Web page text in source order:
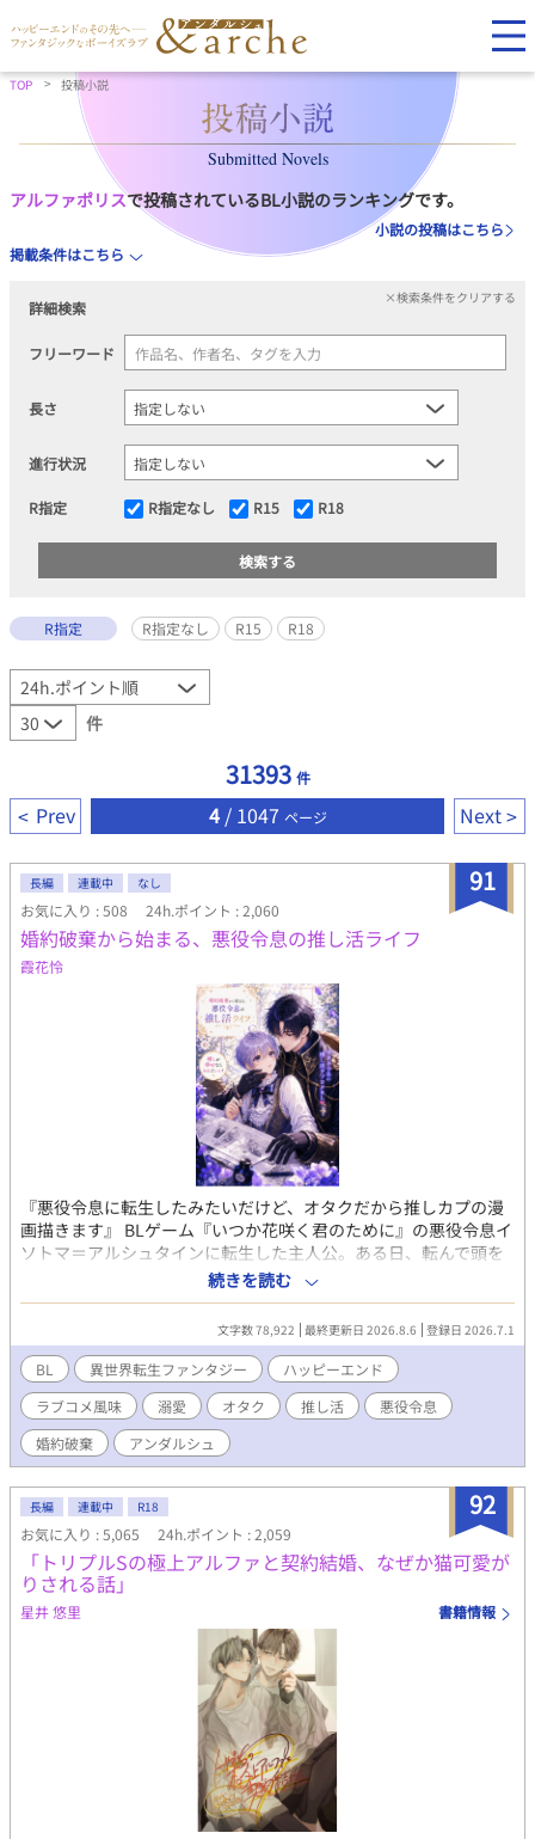
TOP 投稿小説
Submitted Novels
アルファポリスで投稿されているBL小説のランキングです。
小説の投稿はこちら
掲載条件はこちら
詳細検索
×検索条件をクリアする
フリーワード
長さ
進行状況
R指定 R指定なし R15 R18
R指定 R指定なし R15 R18
件
31393 件
Prev 4/ 1047 ページ Next
91
長編 連載中 なし
お気に入り : 508 24h.ポイント : 2,060
婚約破棄から始まる、悪役令息の推し活ライフ
霞花怜
『悪役令息に転生したみたいだけど、オタクだから推しカプの漫
画描きます』 BLゲーム『いつか花咲く君のために』の悪役令息イ
ソトマ＝アルシュタインに転生した主人公。ある日、転んで頭を
打った拍子に、彼は思い出した。自分の前世がオタクだったとい
うことを。イソトマの推しカプは『いつ花』のメインカプである
ルシアンとリリーだ。激推しするあまり、同人で漫画を描いてい
た。婚約破棄の断罪イベントですら、推しを拝める至福の時間。
そんな彼の推し活ライフは、まさに婚約破棄から始まる。推しを
愛でるため、イソトマは円満な婚約解消を試みる。現実に打ちひ
しがれながらも、オタク仲間のアルエと漫画を描く楽しい日々を
満喫中。推しキャラである護衛騎士のディルクとも、何となく仲
良くなれて、楽しくなってきた。なのに、ゲーム主人公のリリー
の！ オタク令息が推しを愛でながら漫画を描き、自分の恋も実
らせちゃう、推し活ラブコメBL。 ※表紙はAI、本文は人間（作
者）が書いています。
続きを読む
文字数 78,922 最終更新日 2026.8.6 登録日 2026.7.1
BL 異世界転生ファンタジー
ハッピーエンド
ラブコメ風味
溺愛 オタク 推し活
悪役令息
婚約破棄
アンダルシュ
92
長編 連載中 R18
お気に入り : 5,065 24h.ポイント : 2,059
「トリプルSの極上アルファと契約結婚、なぜか猫可愛が
りされる話」
星井 悠里 書籍情報